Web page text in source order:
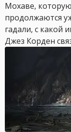
Мохаве,
продолжаются
гадали, с какой
Джез Корден